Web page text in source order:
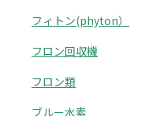
フィトン(phyton）
フロン回収機
フロン類
ブルー水素